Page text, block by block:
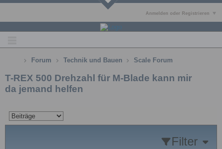
Anmelden oder Registrieren
Forum Technik und Bauen Scale Forum
T-REX 500 Drehzahl für M-Blade kann mir
da jemand helfen
Filter